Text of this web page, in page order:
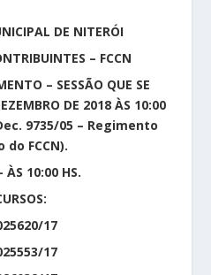
DE NITERÓI
– FCCN
– SESSÃO QUE SE
DE 2018 ÀS 10:00
9735/05 – Regimento
do FCCN).
ÀS 10:00 HS.
17
17